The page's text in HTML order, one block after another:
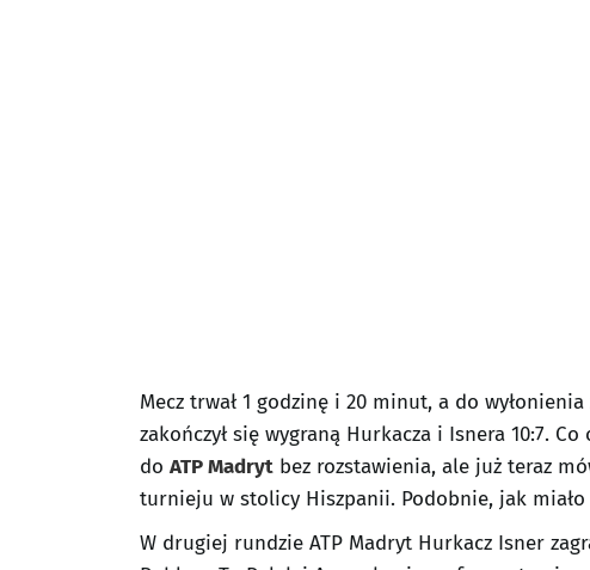
Mecz trwał 1 godzinę i 20 minut, a do
zakończył się wygraną Hurkacza i Isnera 10:7.
do ATP Madryt bez rozstawienia, ale już teraz
turnieju w stolicy Hiszpanii. Podobnie, jak
W drugiej rundzie ATP Madryt Hurkacz Isner